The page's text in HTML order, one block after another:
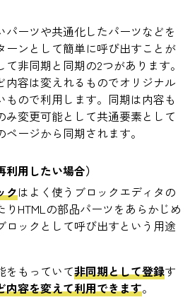
パーツや共通化したパーツなどを
ーンとして簡単に呼び出すことが
非同期と同期の2つがあります。
内容は変えれるものでオリジナル
もので利用します。同期は内容も
み変更可能として共通要素として
ージから同期されます。
用したい場合）
クはよく使うブロックエディタの
HTMLの部品パーツをあらかじめ
ロックとして呼び出すという用途
をもっていて非同期として登録す
内容を変えて利用できます。